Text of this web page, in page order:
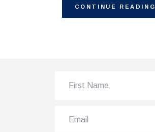
CONTINUE READING